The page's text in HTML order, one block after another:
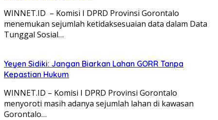
WINNET.ID – Komisi I DPRD Provinsi Gorontalo
menemukan sejumlah ketidaksesuaian data dalam Data
Tunggal Sosial…
Yeyen Sidiki: Jangan Biarkan Lahan GORR Tanpa
Kepastian Hukum
WINNET.ID – Komisi I DPRD Provinsi Gorontalo
menyoroti masih adanya sejumlah lahan di kawasan
Gorontalo…